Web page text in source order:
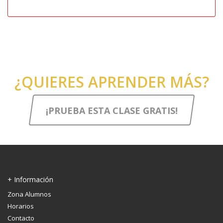
¿QUIERES APRENDER MÁS?
¡PRUEBA ESTA CLASE GRATIS!
+ Información
Zona Alumnos
Horarios
Contacto